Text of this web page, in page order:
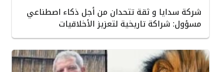
شركة سدايا و ثقة تتحدان من أجل ذكاء اصطناعي
مسؤول: شراكة تاريخية لتعزيز الأخلاقيات